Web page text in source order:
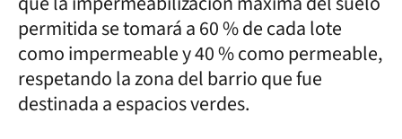
permitida se tomará a 60 % de cada lote
como impermeable y 40 % como permeable,
respetando la zona del barrio que fue
destinada a espacios verdes.